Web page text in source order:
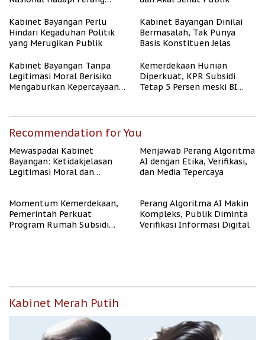
Kabinet Bayangan Perlu
Hindari Kegaduhan Politik
yang Merugikan Publik
Kabinet Bayangan Dinilai
Bermasalah, Tak Punya
Basis Konstituen Jelas
Kabinet Bayangan Tanpa
Legitimasi Moral Berisiko
Mengaburkan Kepercayaan
Kemerdekaan Hunian
Diperkuat, KPR Subsidi
Tetap 5 Persen meski BI
Recommendation for You
Mewaspadai Kabinet
Bayangan: Ketidakjelasan
Legitimasi Moral dan
Menjawab Perang Algoritma
AI dengan Etika, Verifikasi,
dan Media Tepercaya
Momentum Kemerdekaan,
Pemerintah Perkuat
Program Rumah Subsidi
Perang Algoritma AI Makin
Kompleks, Publik Diminta
Verifikasi Informasi Digital
Kabinet Merah Putih